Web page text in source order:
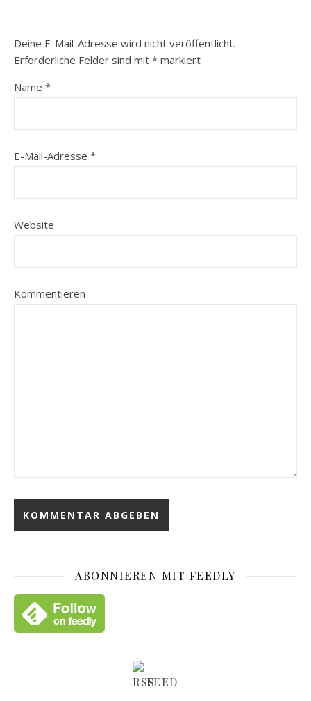
Deine E-Mail-Adresse wird nicht veröffentlicht.
Erforderliche Felder sind mit * markiert
Name *
E-Mail-Adresse *
Website
Kommentieren
ABONNIEREN MIT FEEDLY
FEED